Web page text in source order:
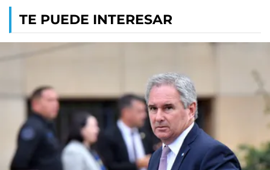
TE PUEDE INTERESAR